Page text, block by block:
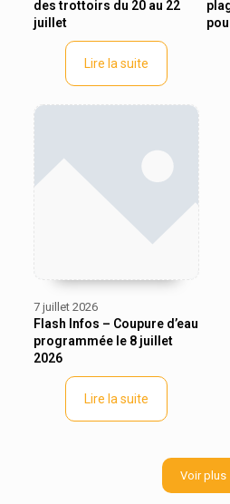
des trottoirs du 20 au 22
juillet
Lire la suite
7 juillet 2026
Flash Infos – Coupure d’eau
programmée le 8 juillet
2026
Lire la suite
Voir plus